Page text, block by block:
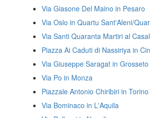
Via Giasone Del Maino in Pesaro
Via Oslo in Quartu Sant'Aleni/
Via Santi Quaranta Martiri al
Piazza Ai Caduti di Nassiriya in
Via Giuseppe Saragat in Grosseto
Via Po in Monza
Piazzale Antonio Chiribiri in Torino
Via Bominaco in L'Aquila